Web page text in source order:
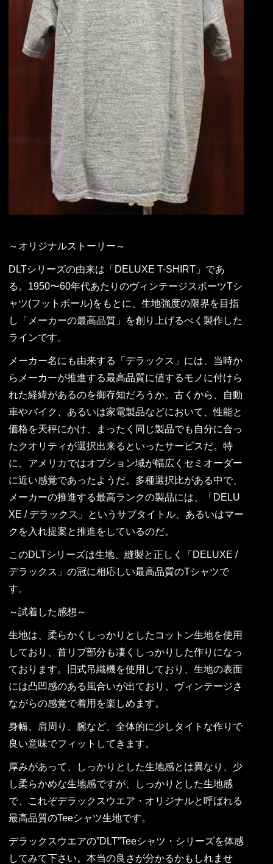
～オリジナルストーリー～
DLTシリーズの由来は「DELUXE T-SHIRT」であ
る。1950〜60年代あたりのヴィンテージスポーツTシ
ャツ(フットボール)をもとに、生地強度の限界を目指
し「メーカーの最高品質」を創り上げるべく製作した
ラインです。
メーカー名にも由来する「デラックス」には、当時か
らメーカーが推進する最高品質に値するモノに付けら
れた経緯があるのを御存知だろうか。古くから、自動
車やバイク、あるいは家電製品などにおいて、性能と
価格を天秤にかけ、まったく同じ製品でも自分に合っ
たクオリティが選択出来るといったサービスだ。特
に、アメリカではオプション域が幅広くセミオーダー
に近い感覚であったようだ。多種選択比がある中で、
メーカーの推進する最高ランクの製品には、「DELU
XE / デラックス」というサブタイトル、あるいはマー
クを入れ提案と推進をしているのだ。
このDLTシリーズは生地、縫製と正しく「DELUXE /
デラックス」の冠に相応しい最高品質のTシャツで
す。
～試着した感想～
生地は、柔らかくしっかりとしたコットン生地を使用
しており、首リブ部分も凄くしっかりした作りになっ
ております。旧式吊織機を使用しており、生地の表面
には凸凹感のある風合いが出ており、ヴィンテージさ
ながらの感覚で着用を楽しめます。
身幅、肩周り、腕など、全体的に少しタイトな作りで
良い意味でフィットしてきます。
厚みがあって、しっかりとした生地感とは異なり、少
し柔らかめな生地感ですが、しっかりとした生地感
で、これぞデラックスウエア・オリジナルと呼ばれる
最高品質のTeeシャツ生地です。
デラックスウエアの”DLT”Teeシャツ・シリーズを体感
してみて下さい。本当の良さが分かるかもしれませ